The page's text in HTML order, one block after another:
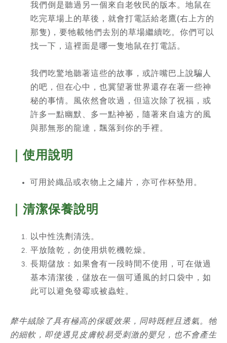
我們倒是聽過另一個來自老牧民的版本。地鼠在
吃完草場上的草後，就會打電話給老鷹(右上方的
那隻)，要牠載牠們去別的草場繼續吃。你們可以
找一下，這裡面是哪一隻地鼠在打電話。
我們吃驚地聽著這些的故事，或許嘴巴上說騙人
的吧，但在心中，也冀望著世界還存在著一些神
秘的事情。風依然會吹過，但這次除了祝福，或
許多一點幽默、多一點神祕，隨著來自遠方的風
與那無形的龍達，飄落到你的手裡。
｜使用說明
可用於織品或衣物上之繡片，亦可作杯墊用。
｜清潔保養說明
以中性洗劑清洗。
平放陰乾，勿使用烘乾機乾燥。
長期儲放：如果會有一段時間不使用，可在做過
基本清潔後，儲放在一個可通風的封口袋中，如
此可以避免發霉或被蟲蛀。
犛牛絨除了具有極高的保暖效果，同時既輕且透氣。牠
的細軟，即使遇見皮膚較易受刺激的嬰兒，也不會產生